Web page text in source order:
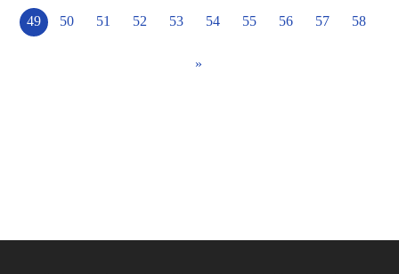
49 50 51 52 53 54 55 56 57 58
»